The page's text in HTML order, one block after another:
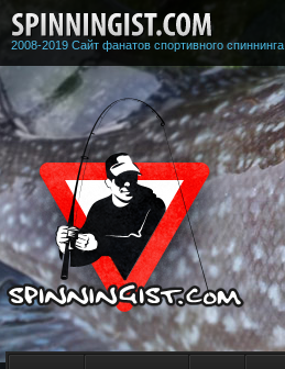
2008-2019 Сайт фанатов спортивного спиннинга